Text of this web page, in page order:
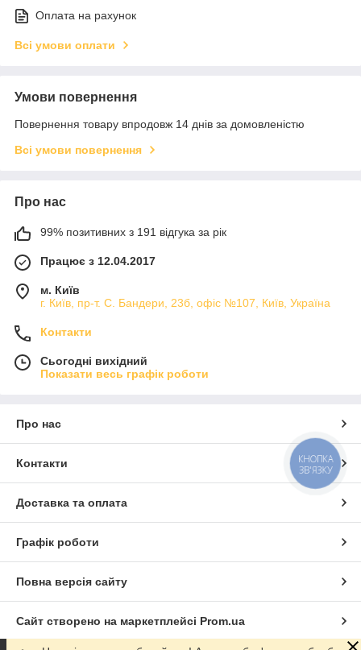
Оплата на рахунок
Всі умови оплати
Умови повернення
Повернення товару впродовж 14 днів за домовленістю
Всі умови повернення
Про нас
99% позитивних з 191 відгука за рік
Працює з 12.04.2017
м. Київ
г. Київ, пр-т. С. Бандери, 23б, офіс №107, Київ, Україна
Контакти
Сьогодні вихідний
Показати весь графік роботи
Про нас
Контакти
Доставка та оплата
Графік роботи
Повна версія сайту
Сайт створено на маркетплейсі Prom.ua
КНОПКА
ЗВ'ЯЗКУ